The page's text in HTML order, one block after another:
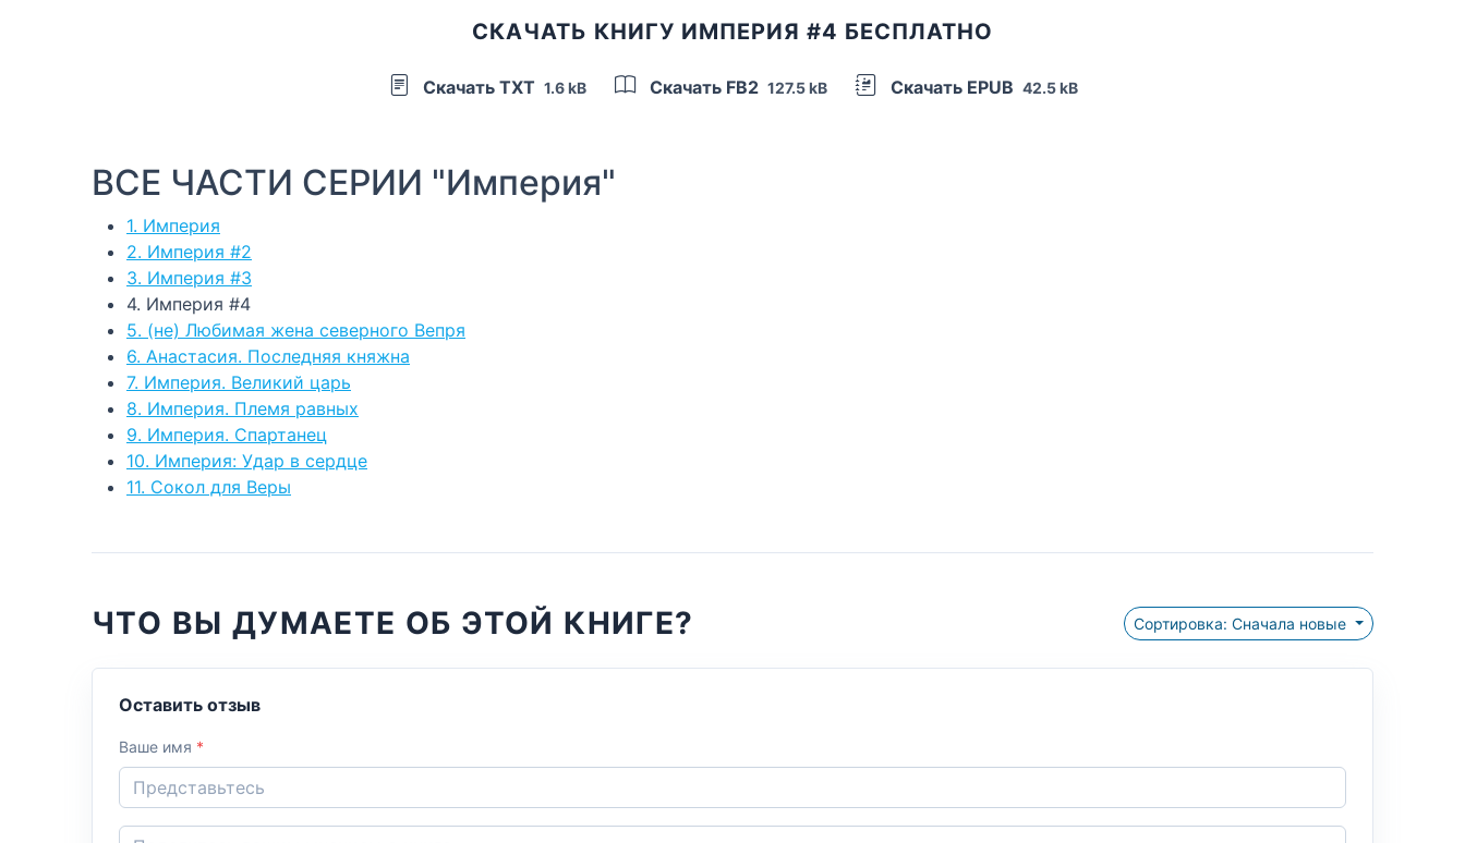
СКАЧАТЬ КНИГУ ИМПЕРИЯ #4 БЕСПЛАТНО
Скачать TXT 1.6 kB Скачать FB2 127.5 kB Скачать EPUB 42.5 kB
ВСЕ ЧАСТИ СЕРИИ "Империя"
1. Империя
2. Империя #2
3. Империя #3
4. Империя #4
5. (не) Любимая жена северного Вепря
6. Анастасия. Последняя княжна
7. Империя. Великий царь
8. Империя. Племя равных
9. Империя. Спартанец
10. Империя: Удар в сердце
11. Сокол для Веры
ЧТО ВЫ ДУМАЕТЕ ОБ ЭТОЙ КНИГЕ? Сортировка: Сначала новые
Оставить отзыв
Ваше имя *